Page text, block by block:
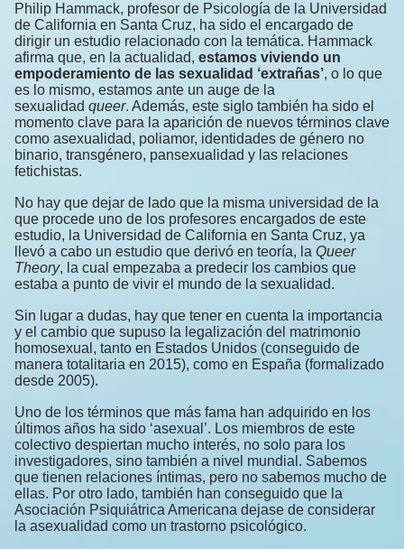
Philip Hammack, profesor de Psicología de la Universidad
de California en Santa Cruz, ha sido el encargado de
dirigir un estudio relacionado con la temática. Hammack
afirma que, en la actualidad, estamos viviendo un
empoderamiento de las sexualidad ‘extrañas’, o lo que
es lo mismo, estamos ante un auge de la
sexualidad queer. Además, este siglo también ha sido el
momento clave para la aparición de nuevos términos clave
como asexualidad, poliamor, identidades de género no
binario, transgénero, pansexualidad y las relaciones
fetichistas.
No hay que dejar de lado que la misma universidad de la
que procede uno de los profesores encargados de este
estudio, la Universidad de California en Santa Cruz, ya
llevó a cabo un estudio que derivó en teoría, la Queer
Theory, la cual empezaba a predecir los cambios que
estaba a punto de vivir el mundo de la sexualidad.
Sin lugar a dudas, hay que tener en cuenta la importancia
y el cambio que supuso la legalización del matrimonio
homosexual, tanto en Estados Unidos (conseguido de
manera totalitaria en 2015), como en España (formalizado
desde 2005).
Uno de los términos que más fama han adquirido en los
últimos años ha sido ‘asexual’. Los miembros de este
colectivo despiertan mucho interés, no solo para los
investigadores, sino también a nivel mundial. Sabemos
que tienen relaciones íntimas, pero no sabemos mucho de
ellas. Por otro lado, también han conseguido que la
Asociación Psiquiátrica Americana dejase de considerar
la asexualidad como un trastorno psicológico.